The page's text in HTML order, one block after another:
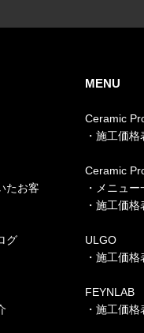
たお客
グ
MENU
Ceramic
・施工価格
Ceramic
・メニュー
・施工価格
ULGO
・施工価格
FEYNLAB
・施工価格